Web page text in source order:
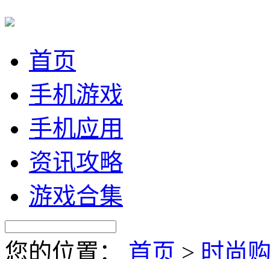
首页
手机游戏
手机应用
资讯攻略
游戏合集
您的位置： 首页 > 时尚